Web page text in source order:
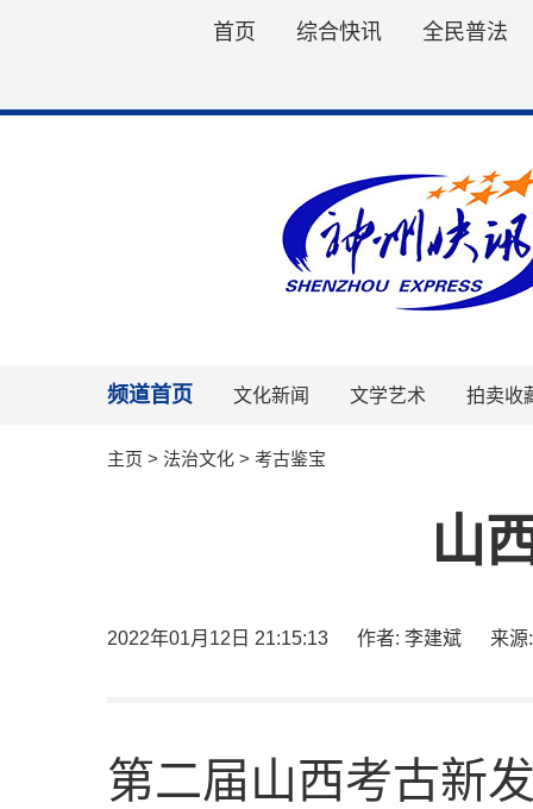
首页 综合快讯 全民普法
频道首页 文化新闻 文学艺术 拍卖收
主页 > 法治文化 > 考古鉴宝
山
2022年01月12日 21:15:13 作者: 李建斌 来源
第二届山西考古新